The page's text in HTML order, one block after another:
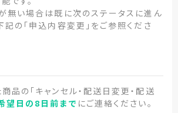
無い場合は既に次のステータスに進ん
記の「申込内容変更」をご参照くださ
品の「キャンセル・配送日変更・配送
望日の8日前まで にご連絡ください。